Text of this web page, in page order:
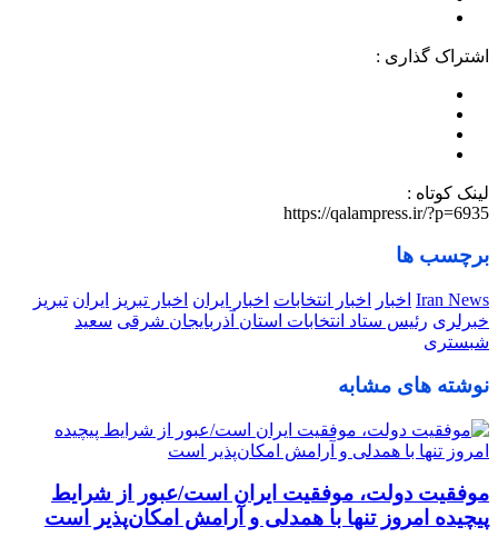
اشتراک گذاری :
لینک کوتاه :
https://qalampress.ir/?p=6935
برچسب ها
Iran News اخبار اخبار انتخابات اخبار ایران اخبار تبریز ایران تبریز
خبرلری رئیس ستاد انتخابات استان آذربایجان شرقی سعید
شبستری
نوشته های مشابه
موفقیت دولت، موفقیت ایران است/عبور از شرایط
پیچیده امروز تنها با همدلی و آرامش امکان‌پذیر است